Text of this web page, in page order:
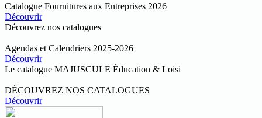
Catalogue Fournitures aux Entreprises 2026
Découvrir
Découvrez nos catalogues
Agendas et Calendriers 2025-2026
Découvrir
Le catalogue MAJUSCULE Éducation & Loisi
DÉCOUVREZ NOS CATALOGUES
Découvrir